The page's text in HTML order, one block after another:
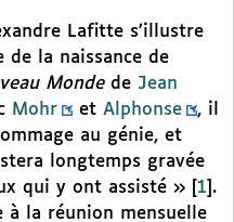
Lafitte s’illustre
de la naissance de
Mondede Jean
Mohr et Alphonse
, il
au génie, et
longtemps gravée
qui y ont assisté »
1 .
la réunion mensuelle